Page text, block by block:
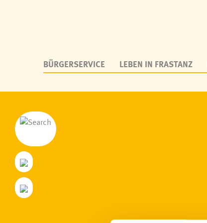
BÜRGERSERVICE LEBEN IN FRASTANZ